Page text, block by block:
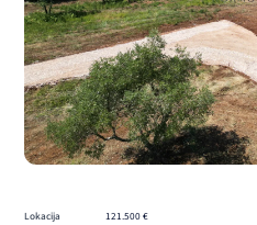
Lokacija 121.500 €